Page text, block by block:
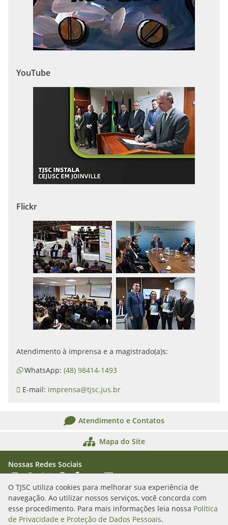
O TJSC utiliza cookies para melhorar sua experiência de
navegação. Ao utilizar nossos serviços, você concorda com
esse procedimento. Para mais informações leia nossa Política
de Privacidade e Proteção de Dados Pessoais.
YouTube
Flickr
Atendimento à imprensa e a magistrado(a)s:
WhatsApp: (48) 98414-1493
E-mail: imprensa@tjsc.jus.br
Atendimento e Contatos
Mapa do Site
Nossas Redes Sociais
Acessar Instagram
Acessar WhatsApp
Acessar XAcessar Threads
Acessar Facebook
Acessar YouTube
Acessar Flickr
Acessar SoundCloud
Rua Álvaro Millen da Silveira, n. 208
Florianópolis/SC - CEP: 88020-901